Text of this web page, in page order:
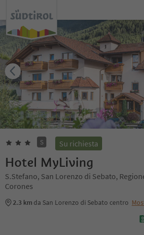
S Su richiesta
Hotel MyLiving
S.Stefano, San Lorenzo di Sebato,
Corones
2.3 km da San Lorenzo di Sebato centro